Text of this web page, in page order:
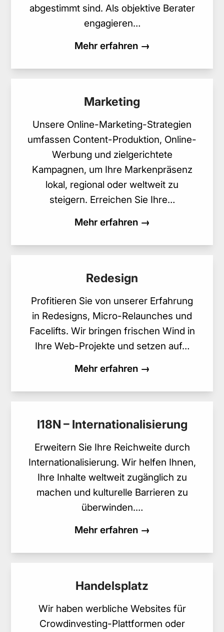
abgestimmt sind. Als objektive Berater
engagieren…
Mehr erfahren →
Marketing
Unsere Online-Marketing-Strategien
umfassen Content-Produktion, Online-
Werbung und zielgerichtete
Kampagnen, um Ihre Markenpräsenz
lokal, regional oder weltweit zu
steigern. Erreichen Sie Ihre…
Mehr erfahren →
Redesign
Profitieren Sie von unserer Erfahrung
in Redesigns, Micro-Relaunches und
Facelifts. Wir bringen frischen Wind in
Ihre Web-Projekte und setzen auf…
Mehr erfahren →
I18N – Internationalisierung
Erweitern Sie Ihre Reichweite durch
Internationalisierung. Wir helfen Ihnen,
Ihre Inhalte weltweit zugänglich zu
machen und kulturelle Barrieren zu
überwinden.…
Mehr erfahren →
Handelsplatz
Wir haben werbliche Websites für
Crowdinvesting-Plattformen oder